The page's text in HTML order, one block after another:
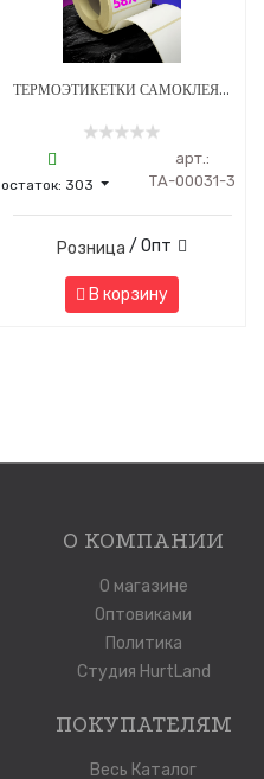
ТЕРМОЭТИКЕТКИ САМОКЛЕЯЩИЕСЯ ДЛЯ ПРИНТЕРА 58*40 ММ - 800 НАКЛЕЕК/РУЛОН - 3 ШТ
остаток: 303
арт.:
ТА-00031-3
Розница / Опт
В корзину
О КОМПАНИИ
О магазине
Оптовиками
Политика
Студия HurtLand
ПОКУПАТЕЛЯМ
Весь Каталог